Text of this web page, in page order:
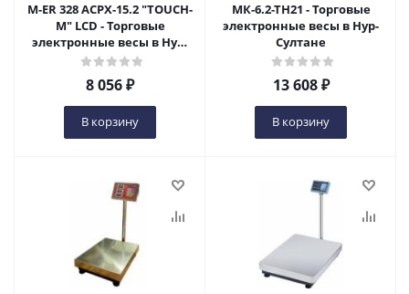
M-ER 328 ACPX-15.2 "TOUCH-
M" LCD - Торговые
электронные весы в Нур-
Султане
8 056₽
В корзину
МК-6.2-ТН21 - Торговые
электронные весы в Нур-
Султане
13 608₽
В корзину